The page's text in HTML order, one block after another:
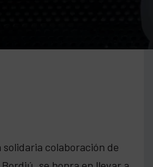
colaboración de